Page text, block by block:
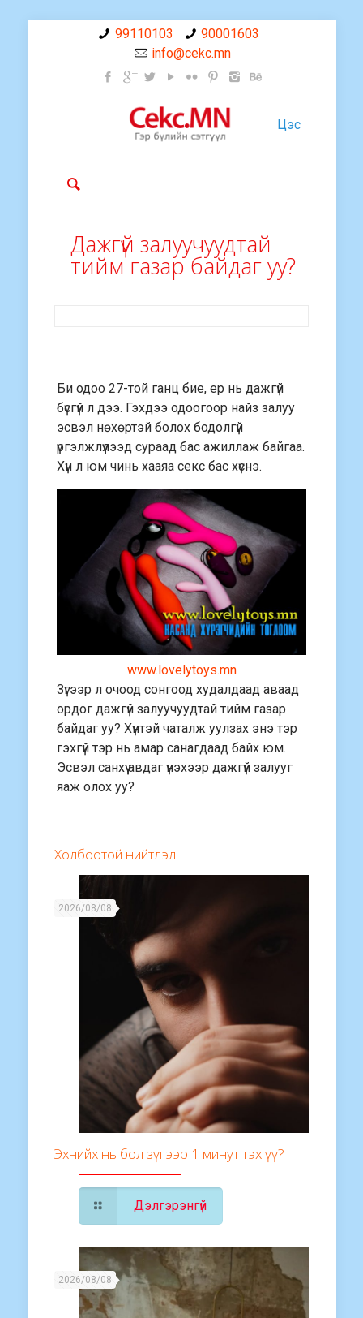
99110103
90001603
info@cekc.mn
Цэс
Дажгүй залуучуудтай
тийм газар байдаг уу?
Би одоо 27-той ганц бие, ер нь дажгүй
бүсгүй л дээ. Гэхдээ одоогоор найз залуу
эсвэл нөхөртэй болох бодолгүй
үргэлжлүүлээд сураад бас ажиллаж байгаа.
Хүн л юм чинь хааяа секс бас хүснэ.
www.lovelytoys.mn
Зүгээр л очоод сонгоод худалдаад аваад
ордог дажгүй залуучуудтай тийм газар
байдаг уу? Хүнтэй чаталж уулзах энэ тэр
гэхгүй тэр нь амар санагдаад байх юм.
Эсвэл санхүү авдаг үнэхээр дажгүй залууг
яаж олох уу?
Холбоотой нийтлэл
2026/08/08
Эхнийх нь бол зүгээр 1 минут тэх үү?
Дэлгэрэнгүй
2026/08/08